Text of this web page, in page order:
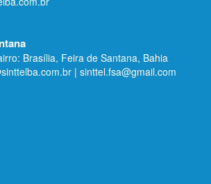
Brasília, Feira de Santana, Bahia
| sinttel.fsa@gmail.com